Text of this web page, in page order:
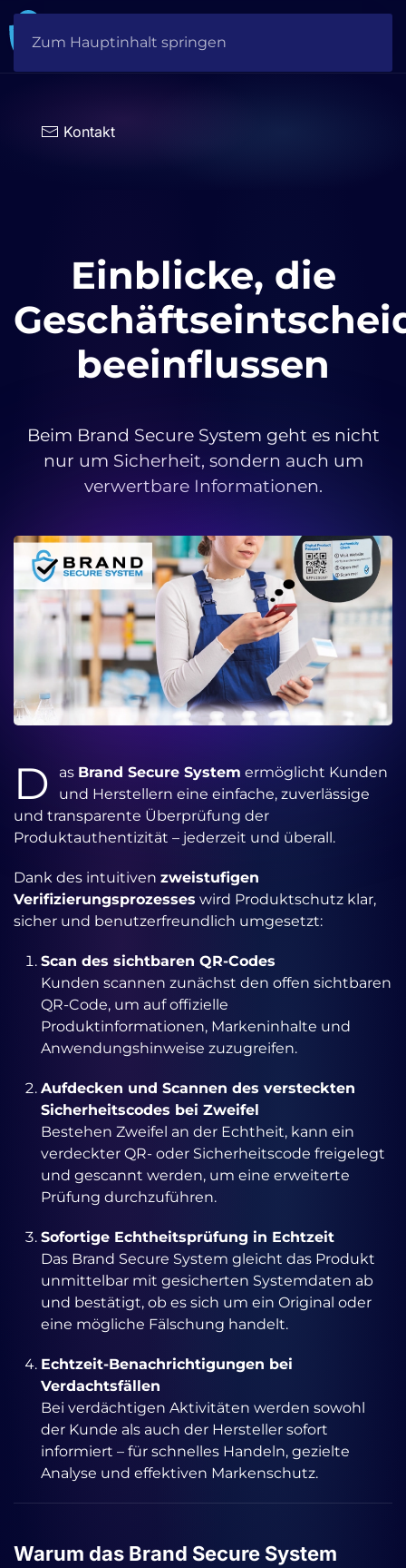
Zum Hauptinhalt springen
auswählen
Kontakt
Einblicke, die
beeinflussen
Beim Brand Secure System geht es nicht
nur um Sicherheit, sondern auch um
verwertbare Informationen.
D as Brand Secure System ermöglicht Kunden
und Herstellern eine einfache, zuverlässige
und transparente Überprüfung der
Produktauthentizität – jederzeit und überall.
Dank des intuitiven zweistufigen
Verifizierungsprozesses wird Produktschutz klar,
sicher und benutzerfreundlich umgesetzt:
Scan des sichtbaren QR-Codes
Kunden scannen zunächst den offen sichtbaren
QR-Code, um auf offizielle
Produktinformationen, Markeninhalte und
Anwendungshinweise zuzugreifen.
Aufdecken und Scannen des versteckten
Sicherheitscodes bei Zweifel
Bestehen Zweifel an der Echtheit, kann ein
verdeckter QR- oder Sicherheitscode freigelegt
und gescannt werden, um eine erweiterte
Prüfung durchzuführen.
Sofortige Echtheitsprüfung in Echtzeit
Das Brand Secure System gleicht das Produkt
unmittelbar mit gesicherten Systemdaten ab
und bestätigt, ob es sich um ein Original oder
eine mögliche Fälschung handelt.
Echtzeit-Benachrichtigungen bei
Verdachtsfällen
Bei verdächtigen Aktivitäten werden sowohl
der Kunde als auch der Hersteller sofort
informiert – für schnelles Handeln, gezielte
Analyse und effektiven Markenschutz.
Warum das Brand Secure System